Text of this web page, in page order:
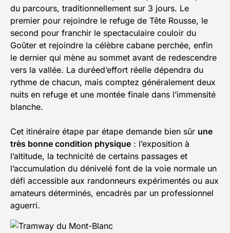
du parcours, traditionnellement sur 3 jours. Le
premier pour rejoindre le refuge de Tête Rousse, le
second pour franchir le spectaculaire couloir du
Goûter et rejoindre la célèbre cabane perchée, enfin
le dernier qui mène au sommet avant de redescendre
vers la vallée. La duréed’effort réelle dépendra du
rythme de chacun, mais comptez généralement deux
nuits en refuge et une montée finale dans l’immensité
blanche.
Cet itinéraire étape par étape demande bien sûr une
très bonne condition physique : l’exposition à
l’altitude, la technicité de certains passages et
l’accumulation du dénivelé font de la voie normale un
défi accessible aux randonneurs expérimentés ou aux
amateurs déterminés, encadrés par un professionnel
aguerri.